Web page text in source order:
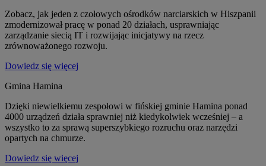
Zobacz, jak jeden z czołowych ośrodków narciarskich w Hiszpanii
zmodernizował pracę w ponad 20 działach, usprawniając
zarządzanie siecią IT i rozwijając inicjatywy na rzecz
zrównoważonego rozwoju.
Dowiedz się więcej
Gmina Hamina
Dzięki niewielkiemu zespołowi w fińskiej gminie Hamina ponad
4000 urządzeń działa sprawniej niż kiedykolwiek wcześniej – a
wszystko to za sprawą superszybkiego rozruchu oraz narzędzi
opartych na chmurze.
Dowiedz się więcej